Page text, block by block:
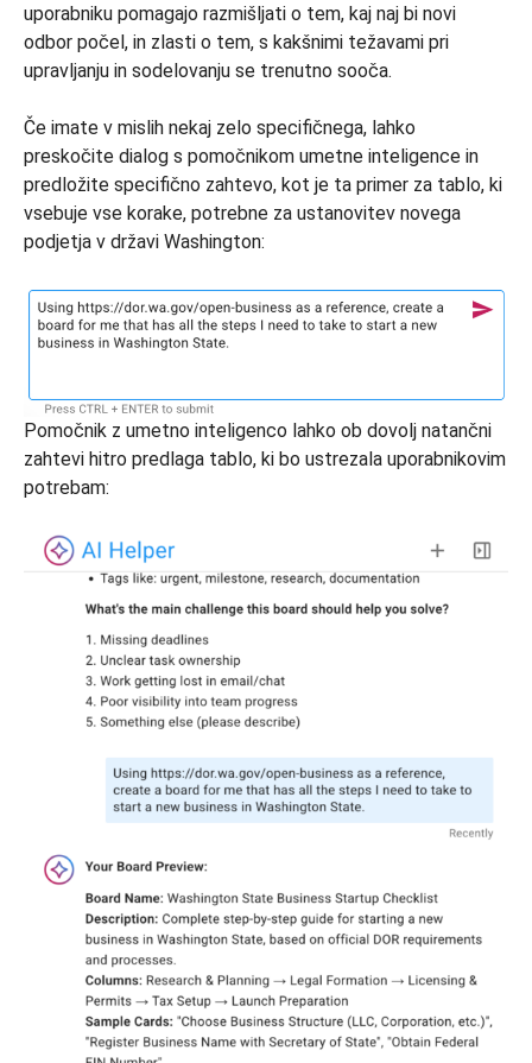
uporabniku pomagajo razmišljati o tem, kaj naj bi novi
odbor počel, in zlasti o tem, s kakšnimi težavami pri
upravljanju in sodelovanju se trenutno sooča.
Če imate v mislih nekaj zelo specifičnega, lahko
preskočite dialog s pomočnikom umetne inteligence in
predložite specifično zahtevo, kot je ta primer za tablo, ki
vsebuje vse korake, potrebne za ustanovitev novega
podjetja v državi Washington:
Pomočnik z umetno inteligenco lahko ob dovolj natančni
zahtevi hitro predlaga tablo, ki bo ustrezala uporabnikovim
potrebam: